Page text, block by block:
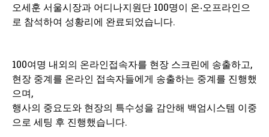
오세훈 서울시장과 어디나지원단 100명이 온‧오프라인으
로 참석하여 성황리에 완료되었습니다.
100여명 내외의 온라인접속자를 현장 스크린에 송출하고,
현장 중계를 온라인 접속자들에게 송출하는 중계를 진행했
으며,
행사의 중요도와 현장의 특수성을 감안해 백엄시스템 이중
으로 세팅 후 진행했습니다.